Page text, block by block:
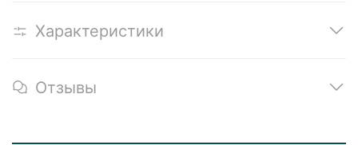
Характеристики
Отзывы